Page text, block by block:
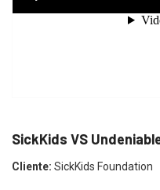
SickKids VS
Cliente: SickKids Foundation